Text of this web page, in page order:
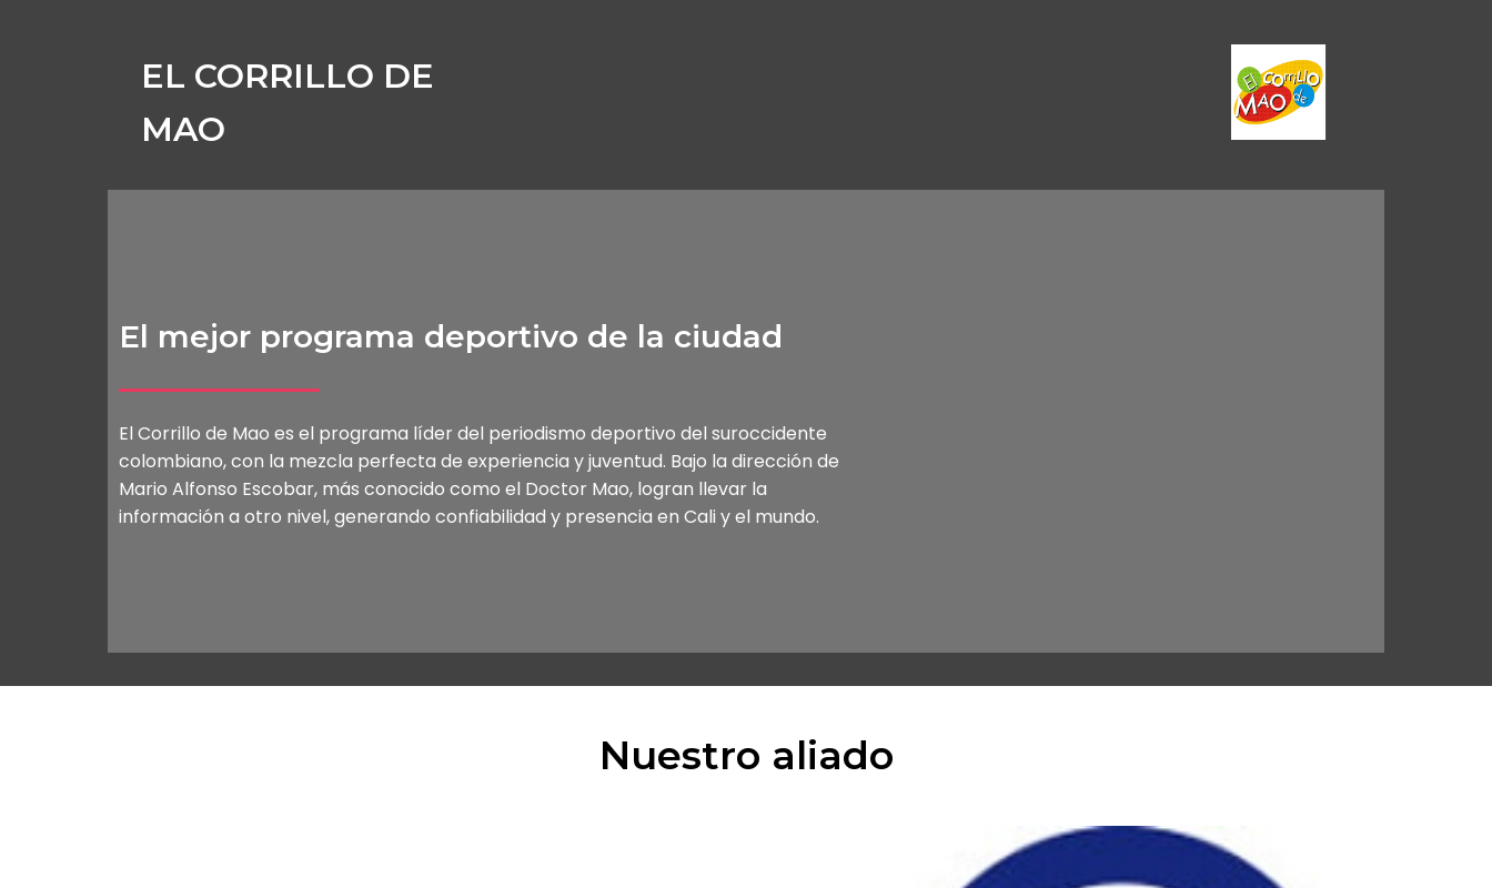
EL CORRILLO DE
MAO
El mejor programa deportivo de la ciudad
El Corrillo de Mao es el programa líder del periodismo deportivo del suroccidente
colombiano, con la mezcla perfecta de experiencia y juventud. Bajo la dirección de
Mario Alfonso Escobar, más conocido como el Doctor Mao, logran llevar la
información a otro nivel, generando confiabilidad y presencia en Cali y el mundo.
Nuestro aliado